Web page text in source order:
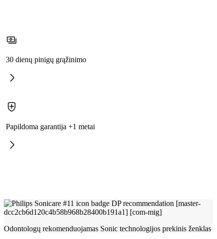
30 dienų pinigų grąžinimo
Papildoma garantija +1 metai
Odontologų rekomenduojamas Sonic technologijos prekinis ženklas